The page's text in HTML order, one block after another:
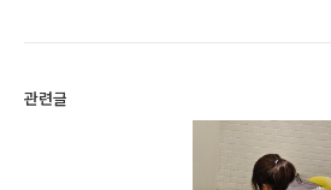
관련글